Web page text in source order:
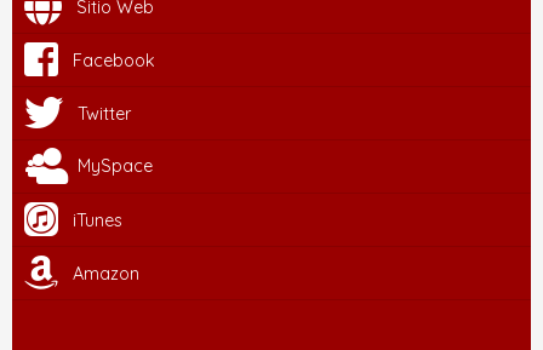
Sitio Web
Facebook
Twitter
MySpace
iTunes
Amazon